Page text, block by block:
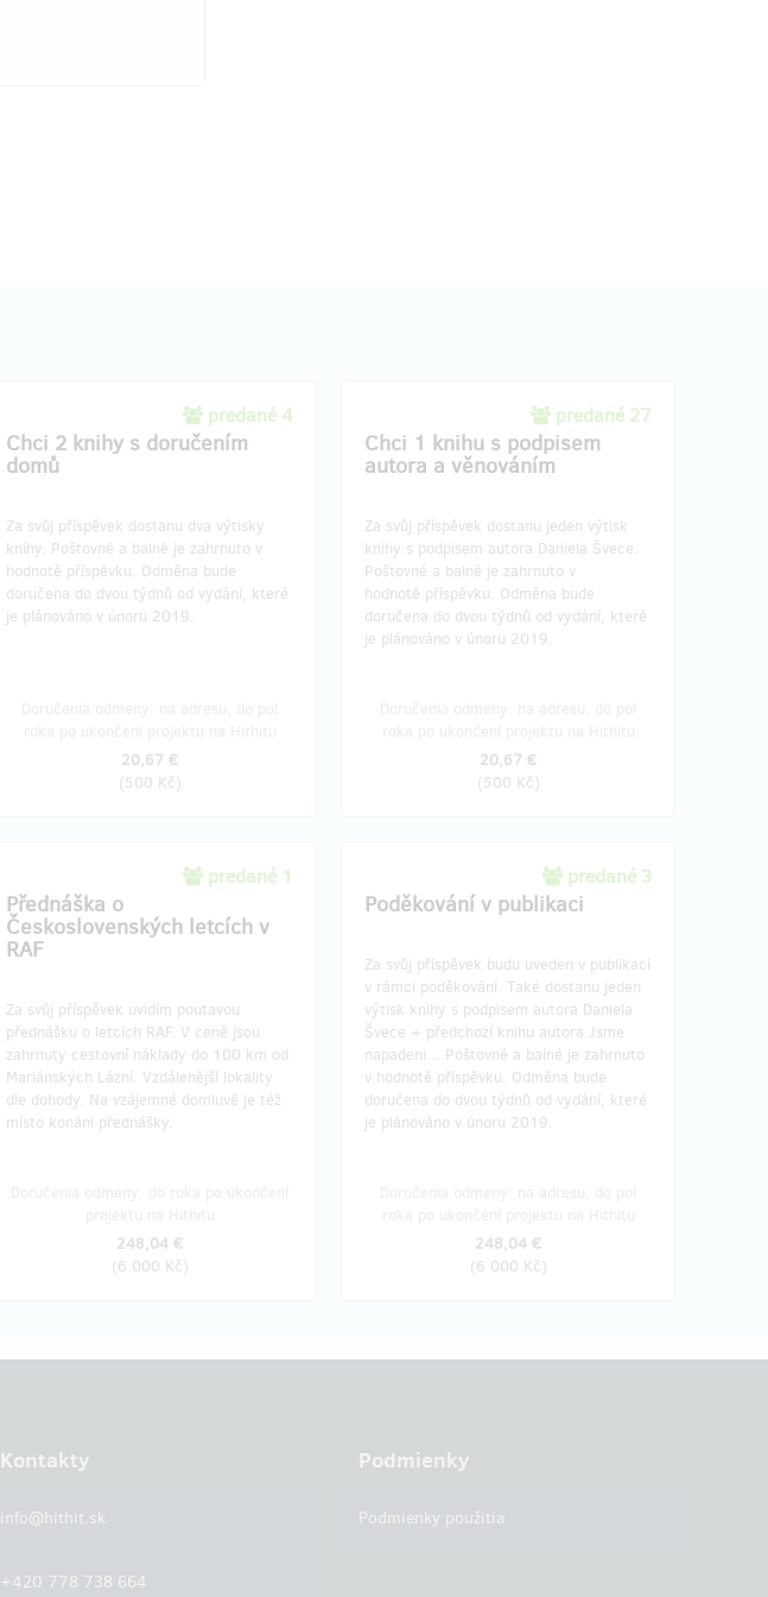
predané 4
Chci 2 knihy s doručením
domů
Za svůj příspěvek dostanu dva výtisky
knihy. Poštovné a balné je zahrnuto v
hodnotě příspěvku. Odměna bude
doručena do dvou týdnů od vydání, které
je plánováno v únoru 2019.
20,67 €
(500 Kč)
predané 27
Chci 1 knihu s podpisem
autora a věnováním
Za svůj příspěvek dostanu jeden výtisk
knihy s podpisem autora Daniela Švece.
Poštovné a balné je zahrnuto v
hodnotě příspěvku. Odměna bude
doručena do dvou týdnů od vydání, které
je plánováno v únoru 2019.
20,67 €
(500 Kč)
predané 1
Přednáška o
Československých letcích v
RAF
Za svůj příspěvek uvidím poutavou
přednášku o letcích RAF. V ceně jsou
zahrnuty cestovní náklady do 100 km od
Mariánských Lázní. Vzdálenější lokality
dle dohody. Na vzájemné domluvě je též
místo konání přednášky.
248,04 €
(6 000 Kč)
predané 3
Poděkování v publikaci
Za svůj příspěvek budu uveden v publikaci
v rámci poděkování. Také dostanu jeden
výtisk knihy s podpisem autora Daniela
Švece + předchozí knihu autora Jsme
napadeni....Poštovné a balné je zahrnuto
v hodnotě příspěvku. Odměna bude
doručena do dvou týdnů od vydání, které
je plánováno v únoru 2019.
248,04 €
(6 000 Kč)
Kontakty
info@hithit.sk
+420 778 738 664
Podmienky
Podmienky použitia